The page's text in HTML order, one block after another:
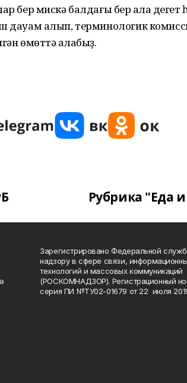
бер мискә балдағы бер ҡалаҡ
дауам алып, терминологик
өмөттә ҡалабыҙ.
Рубрика "Еда
Зарегистрировано Федеральной
надзору в сфере связи,
технологий и массовых коммуникаций
(РОСКОМНАДЗОР). Регистрационный
серия ПИ №ТУ02-01679 от 22 июля